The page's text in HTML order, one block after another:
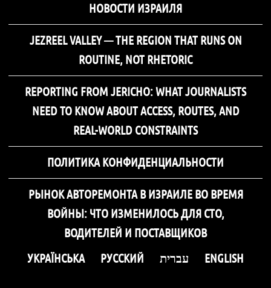
НОВОСТИ ИЗРАИЛЯ
JEZREEL VALLEY — THE REGION THAT RUNS ON
ROUTINE, NOT RHETORIC
REPORTING FROM JERICHO: WHAT JOURNALISTS
NEED TO KNOW ABOUT ACCESS, ROUTES, AND
REAL-WORLD CONSTRAINTS
ПОЛИТИКА КОНФИДЕНЦИАЛЬНОСТИ
РЫНОК АВТОРЕМОНТА В ИЗРАИЛЕ ВО ВРЕМЯ
ВОЙНЫ: ЧТО ИЗМЕНИЛОСЬ ДЛЯ СТО,
ВОДИТЕЛЕЙ И ПОСТАВЩИКОВ
УКРАЇНСЬКА
РУССКИЙ עברית ENGLISH